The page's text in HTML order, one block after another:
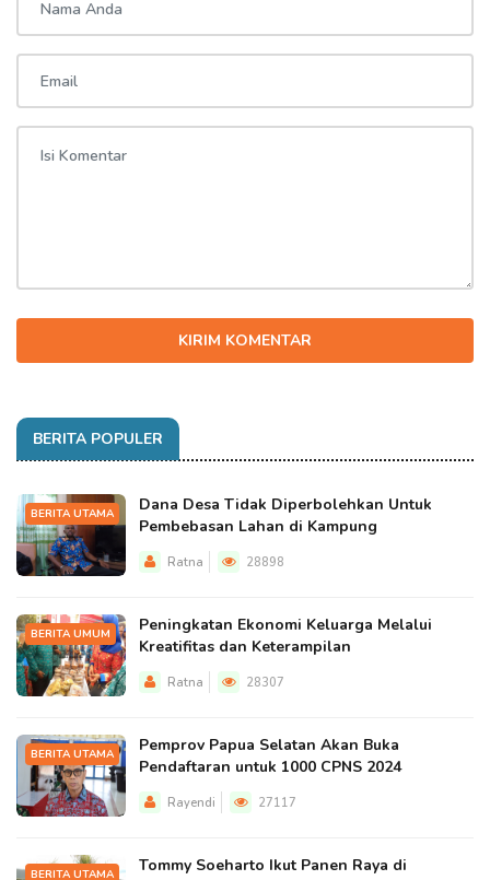
KIRIM KOMENTAR
BERITA POPULER
BERITA UTAMA
Dana Desa Tidak Diperbolehkan Untuk
Pembebasan Lahan di Kampung
Ratna 28898
BERITA UMUM
Peningkatan Ekonomi Keluarga Melalui
Kreatifitas dan Keterampilan
Ratna 28307
BERITA UTAMA
Pemprov Papua Selatan Akan Buka
Pendaftaran untuk 1000 CPNS 2024
Rayendi 27117
BERITA UTAMA
Tommy Soeharto Ikut Panen Raya di